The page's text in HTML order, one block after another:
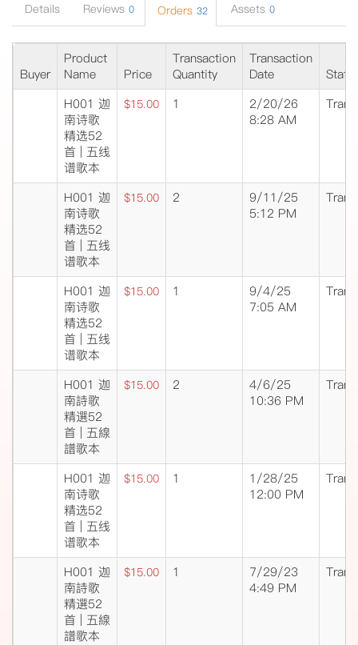
Details Reviews 0 Orders 32 Assets 0
Buyer
Product
Name
Price
Transaction
Quantity
Transaction
Date
H001 迦
南诗歌
精选52
首 | 五线
谱歌本
$15.00 1
2/20/26
8:28 AM
H001 迦
南诗歌
精选52
首 | 五线
谱歌本
$15.00 2
9/11/25
5:12 PM
H001 迦
南诗歌
精选52
首 | 五线
谱歌本
$15.00 1
9/4/25
7:05 AM
H001 迦
南詩歌
精選52
首 | 五線
譜歌本
$15.00 2
4/6/25
10:36 PM
H001 迦
南诗歌
精选52
首 | 五线
谱歌本
$15.00 1
1/28/25
12:00 PM
H001 迦
南詩歌
精選52
首 | 五線
譜歌本
$15.00 1
7/29/23
4:49 PM